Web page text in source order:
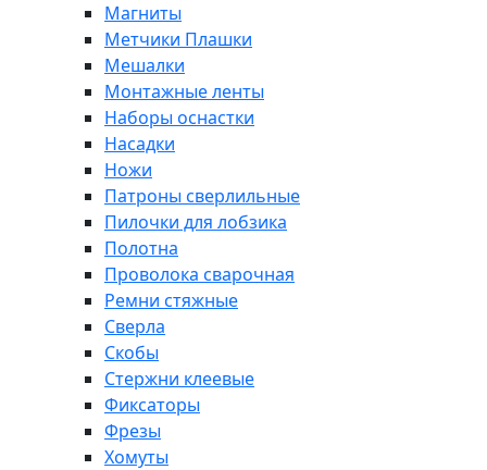
Магниты
Метчики Плашки
Мешалки
Монтажные ленты
Наборы оснастки
Насадки
Ножи
Патроны сверлильные
Пилочки для лобзика
Полотна
Проволока сварочная
Ремни стяжные
Сверла
Скобы
Стержни клеевые
Фиксаторы
Фрезы
Хомуты